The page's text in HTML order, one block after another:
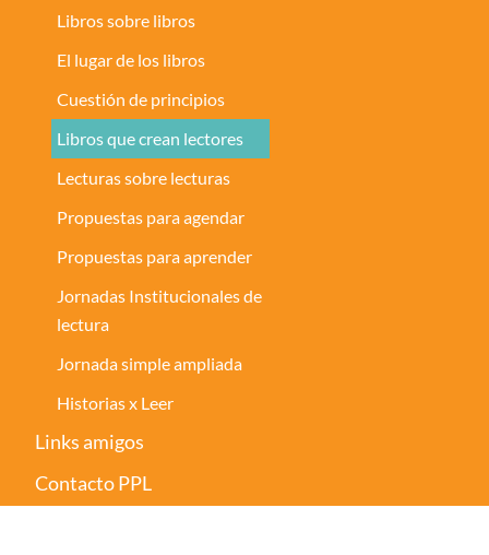
Libros sobre libros
El lugar de los libros
Cuestión de principios
Libros que crean lectores
Lecturas sobre lecturas
Propuestas para agendar
Propuestas para aprender
Jornadas Institucionales de
lectura
Jornada simple ampliada
Historias x Leer
Links amigos
Contacto PPL